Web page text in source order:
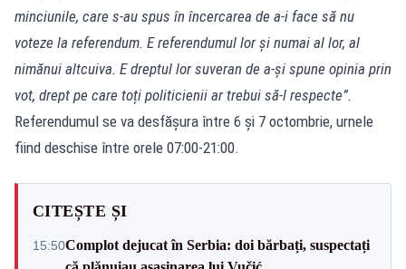
minciunile, care s-au spus în încercarea de a-i face să nu
voteze la referendum. E referendumul lor și numai al lor, al
nimănui altcuiva. E dreptul lor suveran de a-și spune opinia prin
vot, drept pe care toți politicienii ar trebui să-l respecte”.
Referendumul se va desfășura între 6 și 7 octombrie, urnele
fiind deschise între orele 07:00-21:00.
CITEȘTE ȘI
15:50Complot dejucat în Serbia: doi bărbați, suspectați